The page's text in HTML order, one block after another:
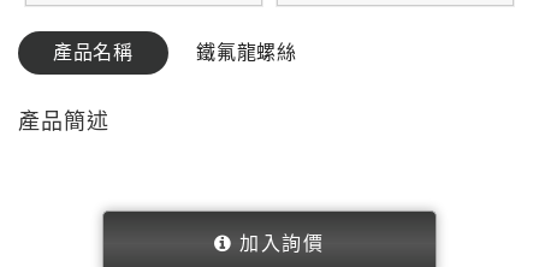
產品名稱 鐵氟龍螺絲
產品簡述
加入詢價